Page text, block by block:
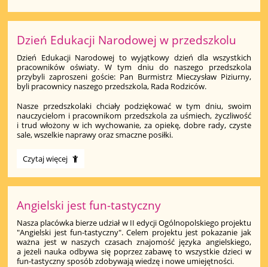
Dzień Edukacji Narodowej w przedszkolu
Dzień Edukacji Narodowej to wyjątkowy dzień dla wszystkich
pracowników oświaty. W tym dniu do naszego przedszkola
przybyli zaproszeni goście: Pan Burmistrz Mieczysław Piziurny,
byli pracownicy naszego przedszkola, Rada Rodziców.
Nasze przedszkolaki chciały podziękować w tym dniu, swoim
nauczycielom i pracownikom przedszkola za uśmiech, życzliwość
i trud włożony w ich wychowanie, za opiekę, dobre rady, czyste
sale, wszelkie naprawy oraz smaczne posiłki.
Dzień
Narodowej
przedszkolu:
Czytaj więcej
Angielski jest fun-tastyczny
Nasza placówka bierze udział w II edycji Ogólnopolskiego projektu
"Angielski jest fun-tastyczny". Celem projektu jest pokazanie jak
ważna jest w naszych czasach znajomość języka angielskiego,
a jeżeli nauka odbywa się poprzez zabawę to wszystkie dzieci w
fun-tastyczny sposób zdobywają wiedzę i nowe umiejętności.